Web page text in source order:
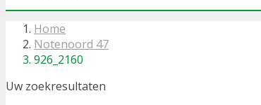
Home
Notenoord 47
926_2160
Uw zoekresultaten